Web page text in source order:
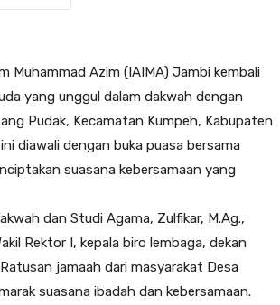
Muhammad Azim (IAIMA) Jambi kembali
yang unggul dalam dakwah dengan
Pudak, Kecamatan Kumpeh, Kabupaten
diawali dengan buka puasa bersama
suasana kebersamaan yang
dan Studi Agama, Zulfikar, M.Ag.,
Rektor I, kepala biro lembaga, dekan
jamaah dari masyarakat Desa
suasana ibadah dan kebersamaan.